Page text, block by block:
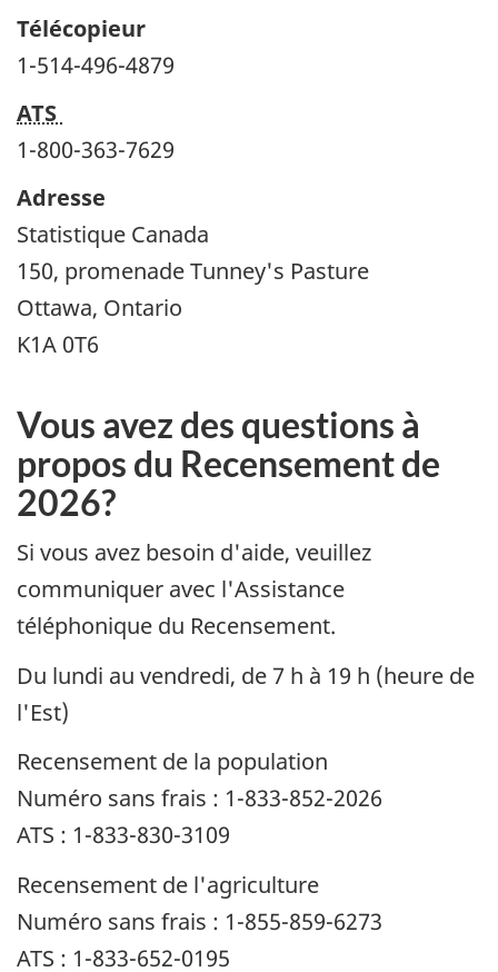
Télécopieur
1-514-496-4879
ATS
1-800-363-7629
Adresse
Statistique Canada
150, promenade Tunney's Pasture
Ottawa, Ontario
K1A 0T6
Vous avez des questions à
propos du Recensement de
2026?
Si vous avez besoin d'aide, veuillez
communiquer avec l'Assistance
téléphonique du Recensement.
Du lundi au vendredi, de 7 h à 19 h (heure de
l'Est)
Recensement de la population
Numéro sans frais : 1-833-852-2026
ATS : 1-833-830-3109
Recensement de l'agriculture
Numéro sans frais : 1-855-859-6273
ATS : 1-833-652-0195